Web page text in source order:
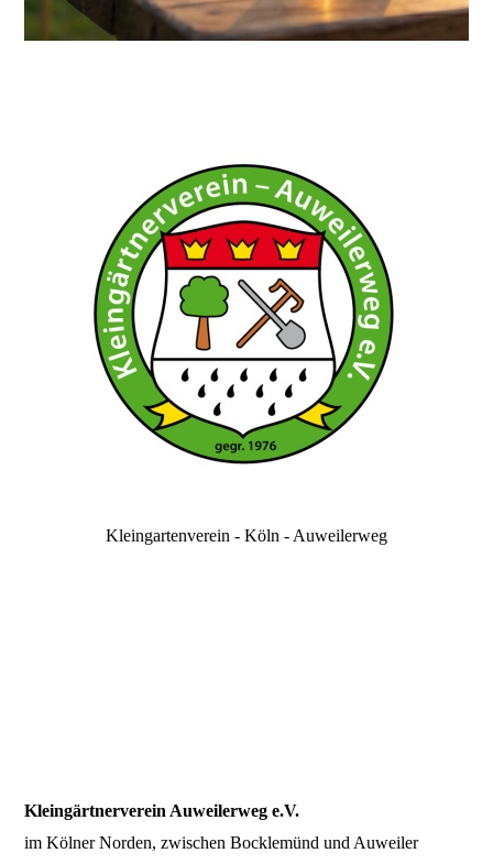
Kleingartenverein - Köln - Auweilerweg
Kleingärtnerverein Auweilerweg e.V.
im Kölner Norden, zwischen Bocklemünd und Auweiler